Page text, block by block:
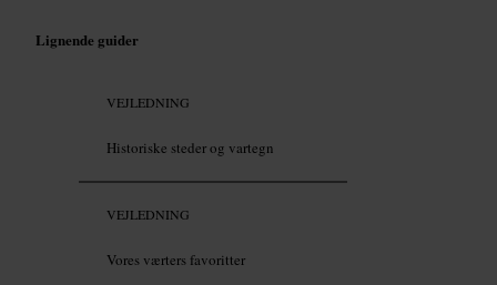
Lignende guider
VEJLEDNING
Historiske steder og vartegn
VEJLEDNING
Vores værters favoritter